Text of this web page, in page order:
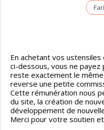
En achetant vos ustensiles
ci-dessous, vous ne payez
reste exactement le
reverse une petite
Cette rémunération nous
du site, la création de
développement de
Merci pour votre soutien